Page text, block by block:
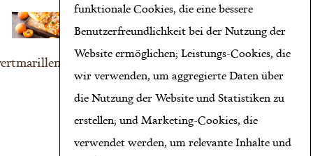
WeingeleeZwetschkenmarmelade
funktionale Cookies, die eine bessere
Benutzerfreundlichkeit bei der Nutzung der
Website ermöglichen; Leistungs-Cookies, die
wir verwenden, um aggregierte Daten über
die Nutzung der Website und Statistiken zu
erstellen; und Marketing-Cookies, die
verwendet werden, um relevante Inhalte und